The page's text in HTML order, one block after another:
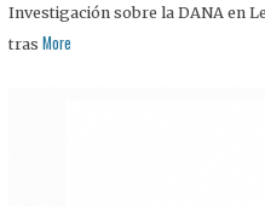
Investigación sobre la DANA en
tras More